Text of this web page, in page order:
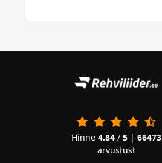
Hinne 4.84/ 5| 66473
arvustust